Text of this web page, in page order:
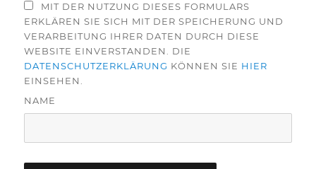
MIT DER NUTZUNG DIESES FORMULARS
ERKLÄREN SIE SICH MIT DER SPEICHERUNG UND
VERARBEITUNG IHRER DATEN DURCH DIESE
WEBSITE EINVERSTANDEN. DIE
DATENSCHUTZERKLÄRUNG KÖNNEN SIE HIER
EINSEHEN.
NAME